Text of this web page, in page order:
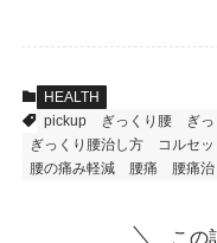
HEALTH
pickup
ぎっくり腰 ぎ
ぎっくり腰治し方
コルセッ
腰の痛み軽減
腰痛 腰痛
この